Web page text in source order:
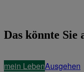
Das könnte Sie
mein LebenAusgehen